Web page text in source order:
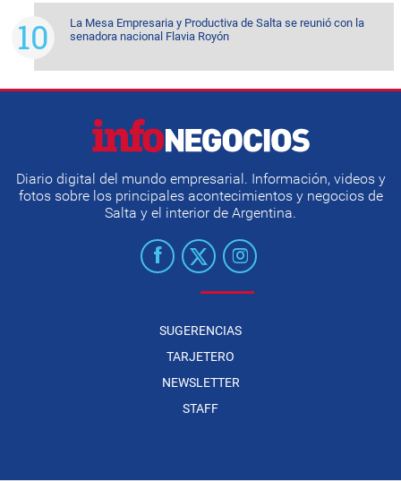
La Mesa Empresaria y Productiva de Salta se reunió con la
senadora nacional Flavia Royón
Diario digital del mundo empresarial. Información, videos y
fotos sobre los principales acontecimientos y negocios de
Salta y el interior de Argentina.
SUGERENCIAS
TARJETERO
NEWSLETTER
STAFF